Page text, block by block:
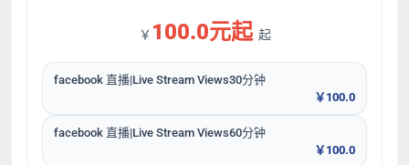
￥ 100.0元起 起
facebook 直播|Live Stream Views30分钟
￥100.0
facebook 直播|Live Stream Views60分钟
￥100.0